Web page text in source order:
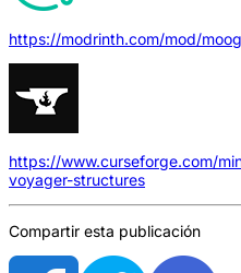
https://modrinth.com/mod/
https://www.curseforge.com/
voyager-structures
Compartir esta publicación